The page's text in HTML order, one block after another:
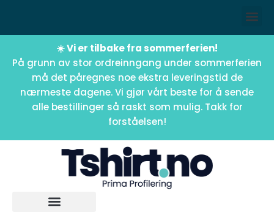
☀️ Vi er tilbake fra sommerferien!
På grunn av stor ordreinngang under sommerferien
må det påregnes noe ekstra leveringstid de
nærmeste dagene. Vi gjør vårt beste for å sende
alle bestillinger så raskt som mulig. Takk for
forståelsen!